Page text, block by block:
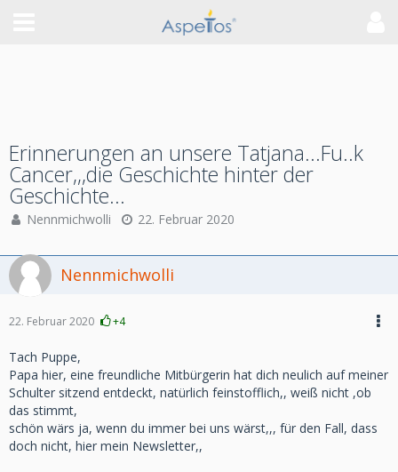
Erinnerungen an unsere Tatjana...Fu..k
Cancer,,,die Geschichte hinter der
Geschichte...
Nennmichwolli 22. Februar 2020
Nennmichwolli
22. Februar 2020 +4
Tach Puppe,
Papa hier, eine freundliche Mitbürgerin hat dich neulich auf meiner
Schulter sitzend entdeckt, natürlich feinstofflich,, weiß nicht ,ob
das stimmt,
schön wärs ja, wenn du immer bei uns wärst,,, für den Fall, dass
doch nicht, hier mein Newsletter,,